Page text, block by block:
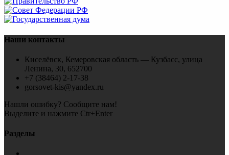
Наши контакты
Киселёвск, Кемеровская область — Кузбасс, улица
Ленина, 30, 652700
+7 (38464) 2-17-38
gorsovet-kis@yandex.ru
Нашли ошибку? Сообщите нам!
Выделите и нажмите Ctr+Enter
Разделы